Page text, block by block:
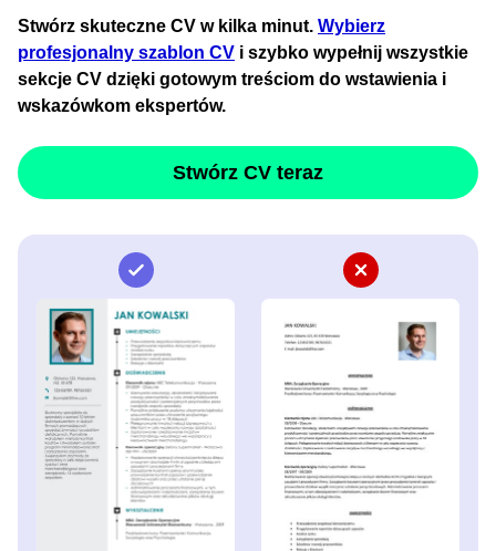
Stwórz skuteczne CV w kilka minut. Wybierz
profesjonalny szablon CV i szybko wypełnij wszystkie
sekcje CV dzięki gotowym treściom do wstawienia i
wskazówkom ekspertów.
Stwórz CV teraz